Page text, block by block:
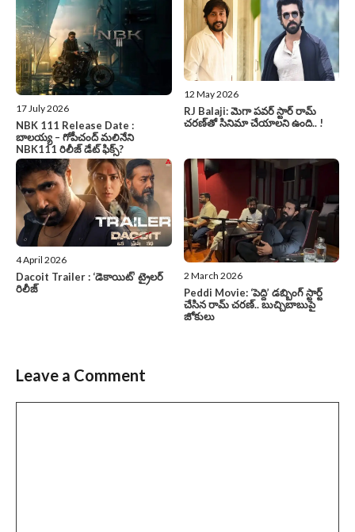
17 July 2026
NBK 111 Release Date :
బాలయ్య – గోపీచంద్ మలినేని
NBK111 రిలీజ్ డేట్ ఫిక్స్?
12 May 2026
RJ Balaji: మెగా పవర్ స్టార్ రామ్
చరణ్‌తో సినిమా చేయాలని ఉంది.. !
4 April 2026
Dacoit Trailer : ‘డెకాయిట్‌’ ట్రైలర్‌
రిలీజ్‌
2 March 2026
Peddi Movie: ‘పెద్ది’ డబ్బింగ్ స్టార్ట్
చేసిన రామ్ చరణ్.. బుచ్చిబాబుపై
జోకులు
Leave a Comment